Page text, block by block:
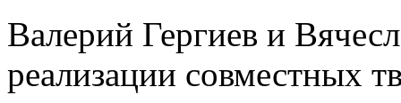
Валерий Гергиев и
реализации совместных